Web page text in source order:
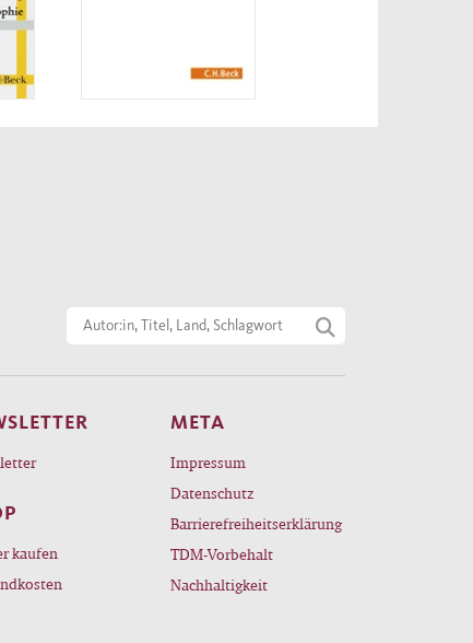
kaufen
META
Impressum
Datenschutz
Barrierefreiheitserklärung
TDM-Vorbehalt
Nachhaltigkeit